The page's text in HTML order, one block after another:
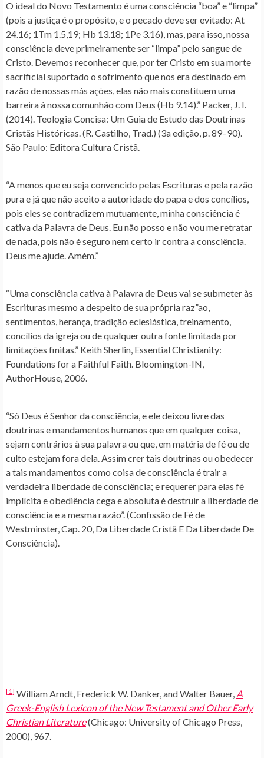
O ideal do Novo Testamento é uma consciência “boa” e “limpa”
(pois a justiça é o propósito, e o pecado deve ser evitado: At
24.16; 1Tm 1.5,19; Hb 13.18; 1Pe 3.16), mas, para isso, nossa
consciência deve primeiramente ser “limpa” pelo sangue de
Cristo. Devemos reconhecer que, por ter Cristo em sua morte
sacrificial suportado o sofrimento que nos era destinado em
razão de nossas más ações, elas não mais constituem uma
barreira à nossa comunhão com Deus (Hb 9.14).” Packer, J. I.
(2014). Teologia Concisa: Um Guia de Estudo das Doutrinas
Cristãs Históricas. (R. Castilho, Trad.) (3a edição, p. 89–90).
São Paulo: Editora Cultura Cristã.
“A menos que eu seja convencido pelas Escrituras e pela razão
pura e já que não aceito a autoridade do papa e dos concílios,
pois eles se contradizem mutuamente, minha consciência é
cativa da Palavra de Deus. Eu não posso e não vou me retratar
de nada, pois não é seguro nem certo ir contra a consciência.
Deus me ajude. Amém.”
“Uma consciência cativa à Palavra de Deus vai se submeter às
Escrituras mesmo a despeito de sua própria raz”ao,
sentimentos, herança, tradição eclesiástica, treinamento,
concílios da igreja ou de qualquer outra fonte limitada por
limitações finitas.” Keith Sherlin, Essential Christianity:
Foundations for a Faithful Faith. Bloomington-IN,
AuthorHouse, 2006.
“Só Deus é Senhor da consciência, e ele deixou livre das
doutrinas e mandamentos humanos que em qualquer coisa,
sejam contrários à sua palavra ou que, em matéria de fé ou de
culto estejam fora dela. Assim crer tais doutrinas ou obedecer
a tais mandamentos como coisa de consciência é trair a
verdadeira liberdade de consciência; e requerer para elas fé
implícita e obediência cega e absoluta é destruir a liberdade de
consciência e a mesma razão”. (Confissão de Fé de
Westminster, Cap. 20, Da Liberdade Cristã E Da Liberdade De
Consciência).
[1] William Arndt, Frederick W. Danker, and Walter Bauer, A
Greek-English Lexicon of the New Testament and Other Early
Christian Literature(Chicago: University of Chicago Press,
2000), 967.